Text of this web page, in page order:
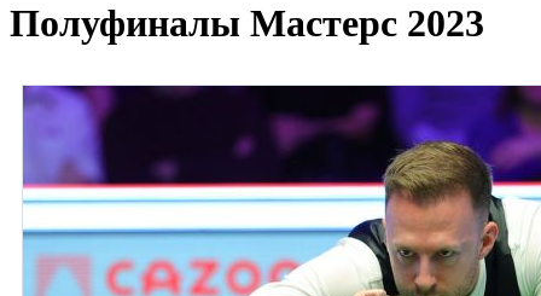
Полуфиналы Мастерс 2023